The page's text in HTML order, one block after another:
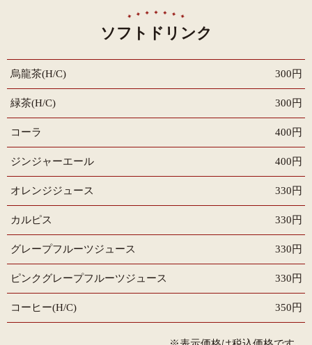
ソフトドリンク
烏龍茶(H/C) 300円
緑茶(H/C) 300円
コーラ 400円
ジンジャーエール 400円
オレンジジュース 330円
カルピス 330円
グレープフルーツジュース 330円
ピンクグレープフルーツジュース 330円
コーヒー(H/C) 350円